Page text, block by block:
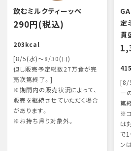
飲むミルクティーッペ
290円(税込)
203kcal
[8/5(水)～8/30(日)
但し販売予定総数27万食が完
売次第終了。]
※期間内の販売状況によって、
販売を継続させていただく場合
があります。
※お持ち帰り対象外。
定
貫
[8/
ー
第
※
は
で1
ン